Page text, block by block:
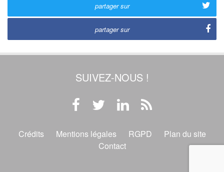
partager sur
partager sur
SUIVEZ-NOUS !
Crédits Mentions légales RGPD
Plan du site
Contact